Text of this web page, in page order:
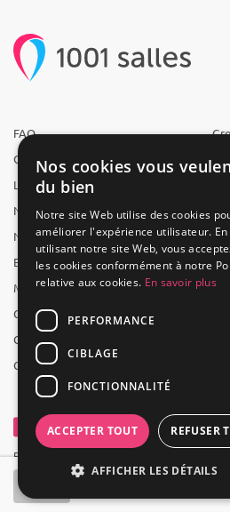
FAQ
Qui sommes-nous ?
L'équipe
Nous recrutons
Nos partenaires
Espace presse
Mentions légales
CGV
CGU
Contact
Powered by Groupe 1001Salles
Nos cookies vous
du bien
Notre site Web utilise des cookies
améliorer l'expérience utilisateur. En
utilisant notre site Web, vous
les cookies conformément à notre
relative aux cookies. En savoir plus
PERFORMANCE
CIBLAGE
FONCTIONNALITÉ
ACCEPTER TOUT REFUSER
AFFICHER LES DÉTAILS